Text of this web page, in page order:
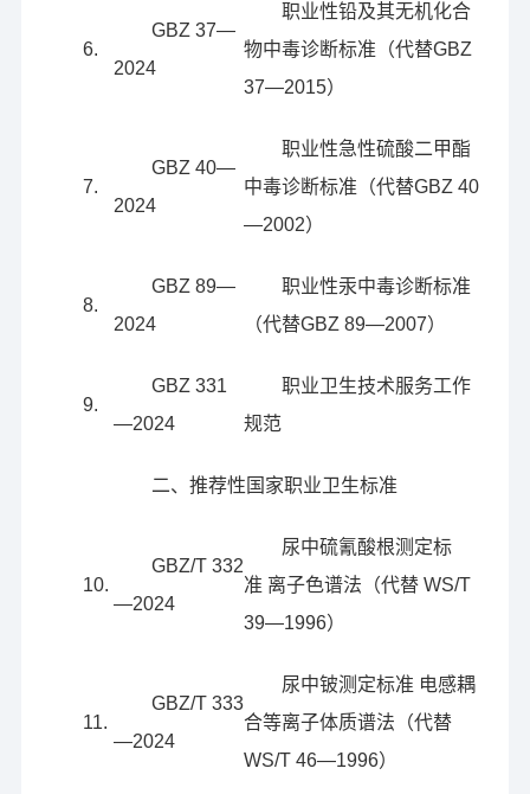
6.
GBZ 37—
2024
职业性铅及其无机化合
物中毒诊断标准（代替GBZ
37—2015）
7.
GBZ 40—
2024
职业性急性硫酸二甲酯
中毒诊断标准（代替GBZ 40
—2002）
8.
GBZ 89—
2024
职业性汞中毒诊断标准
（代替GBZ 89—2007）
9.
GBZ 331
—2024
职业卫生技术服务工作
规范
二、推荐性国家职业卫生标准
10.
GBZ/T 332
—2024
尿中硫氰酸根测定标
准 离子色谱法（代替 WS/T
39—1996）
11.
GBZ/T 333
—2024
尿中铍测定标准 电感耦
合等离子体质谱法（代替
WS/T 46—1996）